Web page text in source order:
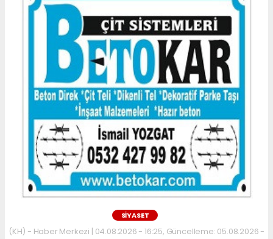
SİYASET
(KH) - Haber Merkezi | 04.08.2026 - 16:25, Güncelleme: 05.08.2026 -